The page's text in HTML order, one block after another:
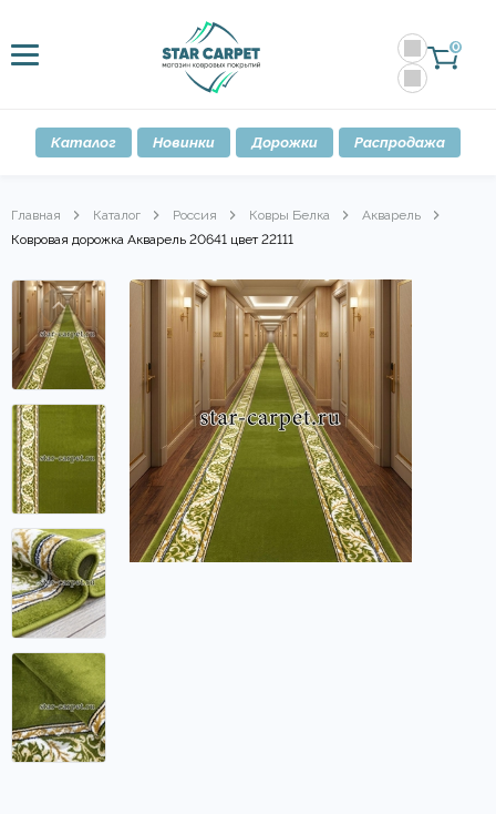
0
Каталог Новинки Дорожки Распродажа
Главная Каталог Россия Ковры Белка
Акварель
Ковровая дорожка Акварель 20641 цвет 22111